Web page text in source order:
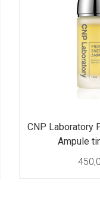
CNP Laboratory
Ampule